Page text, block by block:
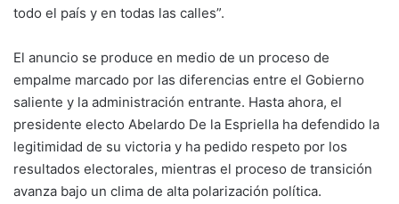
todo el país y en todas las calles”.
El anuncio se produce en medio de un proceso de
empalme marcado por las diferencias entre el Gobierno
saliente y la administración entrante. Hasta ahora, el
presidente electo Abelardo De la Espriella ha defendido la
legitimidad de su victoria y ha pedido respeto por los
resultados electorales, mientras el proceso de transición
avanza bajo un clima de alta polarización política.